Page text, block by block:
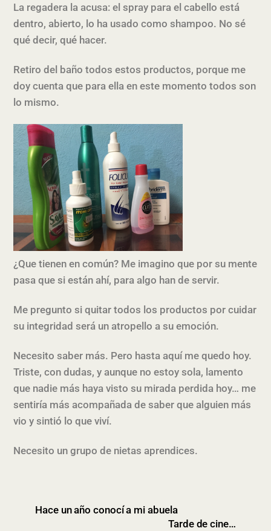
La regadera la acusa: el spray para el cabello está
dentro, abierto, lo ha usado como shampoo. No sé
qué decir, qué hacer.
Retiro del baño todos estos productos, porque me
doy cuenta que para ella en este momento todos son
lo mismo.
¿Que tienen en común? Me imagino que por su mente
pasa que si están ahí, para algo han de servir.
Me pregunto si quitar todos los productos por cuidar
su integridad será un atropello a su emoción.
Necesito saber más. Pero hasta aquí me quedo hoy.
Triste, con dudas, y aunque no estoy sola, lamento
que nadie más haya visto su mirada perdida hoy… me
sentiría más acompañada de saber que alguien más
vio y sintió lo que viví.
Necesito un grupo de nietas aprendices.
Hace un año conocí a mi abuela
Tarde de cine…